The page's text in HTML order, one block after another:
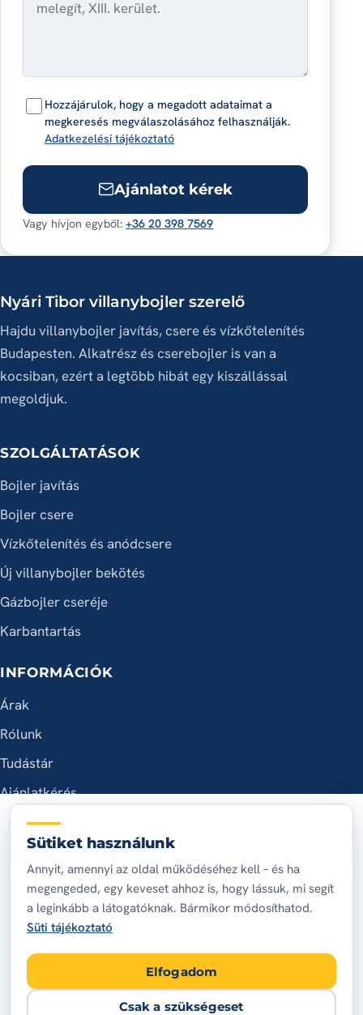
Hozzájárulok, hogy a megadott adataimat a
megkeresés megválaszolásához felhasználják.
Adatkezelési tájékoztató
Ajánlatot kérek
Vagy hívjon egyből:+36 20 398 7569
Nyári Tibor villanybojler szerelő
Hajdu villanybojler javítás, csere és vízkőtelenítés
Budapesten. Alkatrész és cserebojler is van a
kocsiban, ezért a legtöbb hibát egy kiszállással
megoldjuk.
SZOLGÁLTATÁSOK
Bojler javítás
Bojler csere
Vízkőtelenítés és anódcsere
Új villanybojler bekötés
Gázbojler cseréje
Karbantartás
INFORMÁCIÓK
Árak
Rólunk
Tudástár
Ajánlatkérés
ELÉRHETŐSÉG
+36 20 398 7569
nyaritibor76@gmail.com
Budapest és agglomeráció
A hét minden napján, 7:00 – 20:00
Sütiket használunk
Annyit, amennyi az oldal működéséhez kell – és ha
megengeded, egy keveset ahhoz is, hogy lássuk, mi segít
a leginkább a látogatóknak. Bármikor módosíthatod.
Süti tájékoztató
Csak a szükségeset
Elfogadom